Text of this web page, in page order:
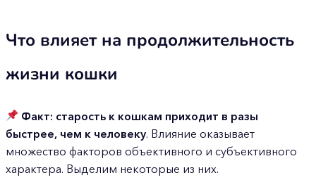
Что влияет на продолжительность
жизни кошки
Факт: старость к кошкам приходит в разы
быстрее, чем к человеку. Влияние оказывает
множество факторов объективного и субъективного
характера. Выделим некоторые из них.